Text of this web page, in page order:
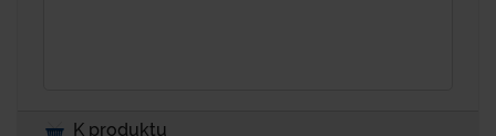
K produktu